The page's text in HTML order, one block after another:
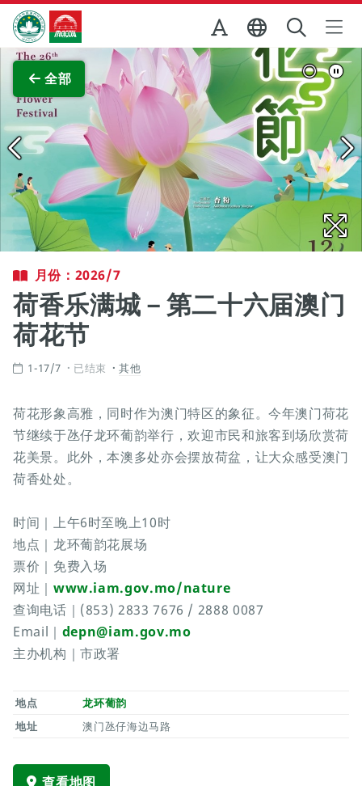
跳至主内容
澳门特别行政区政府旅游局
全部
查看原图
月份：2026/7
荷香乐满城－第二十六届澳门
荷花节
1-17/7 已结束 其他
荷花形象高雅，同时作为澳门特区的象征。今年澳门荷花
节继续于氹仔龙环葡韵举行，欢迎市民和旅客到场欣赏荷
花美景。此外，本澳多处亦会摆放荷盆，让大众感受澳门
荷香处处。
时间｜上午6时至晚上10时
地点｜龙环葡韵花展场
票价｜免费入场
网址｜ www.iam.gov.mo/nature
查询电话｜(853) 2833 7676 / 2888 0087
Email｜ depn@iam.gov.mo
主办机构｜市政署
地点
龙环葡韵
地址
澳门氹仔海边马路
查看地图